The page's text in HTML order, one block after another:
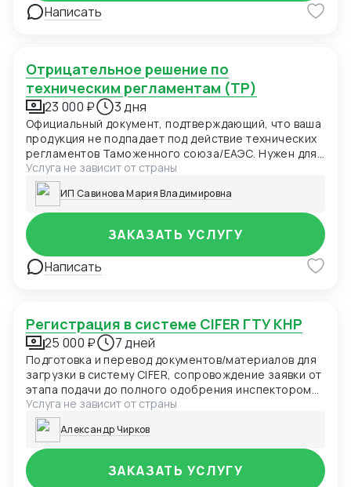
Написать
Отрицательное решение по
техническим регламентам (ТР)
23 000 ₽ 3 дня
Официальный документ, подтверждающий, что ваша
продукция не подпадает под действие технических
регламентов Таможенного союза/ЕАЭС. Нужен для
таможни, маркетплейсов и проверяющих органов
как доказательство отсутствия необходимости
сертификации.
Услуга не зависит от страны
ИП Савинова Мария Владимировна
Написать
ЗАКАЗАТЬ УСЛУГУ
Регистрация в системе CIFER ГТУ КНР
25 000 ₽ 7 дней
Подготовка и перевод документов/материалов для
загрузки в систему CIFER, сопровождение заявки от
этапа подачи до полного одобрения инспектором
ГТУ КНР.
Услуга не зависит от страны
Александр Чирков
ЗАКАЗАТЬ УСЛУГУ